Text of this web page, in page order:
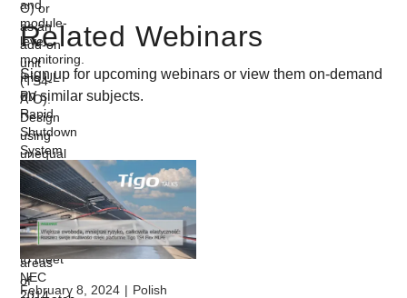
Related Webinars
Sign up for upcoming webinars or view them on-demand
on similar subjects.
February 8, 2024 | Polish